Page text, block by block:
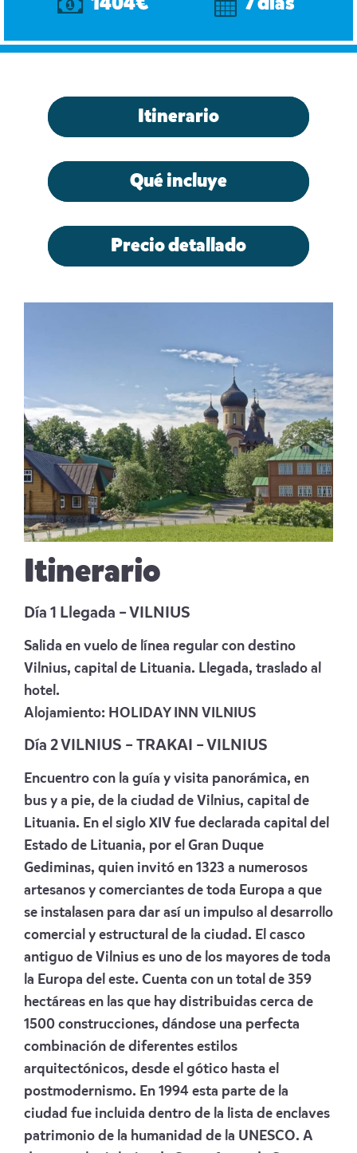
1404€ 7 días
Itinerario
Qué incluye
Precio detallado
Itinerario
Día 1 Llegada – VILNIUS
Salida en vuelo de línea regular con destino
Vilnius, capital de Lituania. Llegada, traslado al
hotel.
Alojamiento: HOLIDAY INN VILNIUS
Día 2 VILNIUS – TRAKAI – VILNIUS
Encuentro con la guía y visita panorámica, en
bus y a pie, de la ciudad de Vilnius, capital de
Lituania. En el siglo XIV fue declarada capital del
Estado de Lituania, por el Gran Duque
Gediminas, quien invitó en 1323 a numerosos
artesanos y comerciantes de toda Europa a que
se instalasen para dar así un impulso al desarrollo
comercial y estructural de la ciudad. El casco
antiguo de Vilnius es uno de los mayores de toda
la Europa del este. Cuenta con un total de 359
hectáreas en las que hay distribuidas cerca de
1500 construcciones, dándose una perfecta
combinación de diferentes estilos
arquitectónicos, desde el gótico hasta el
postmodernismo. En 1994 esta parte de la
ciudad fue incluida dentro de la lista de enclaves
patrimonio de la humanidad de la UNESCO. A